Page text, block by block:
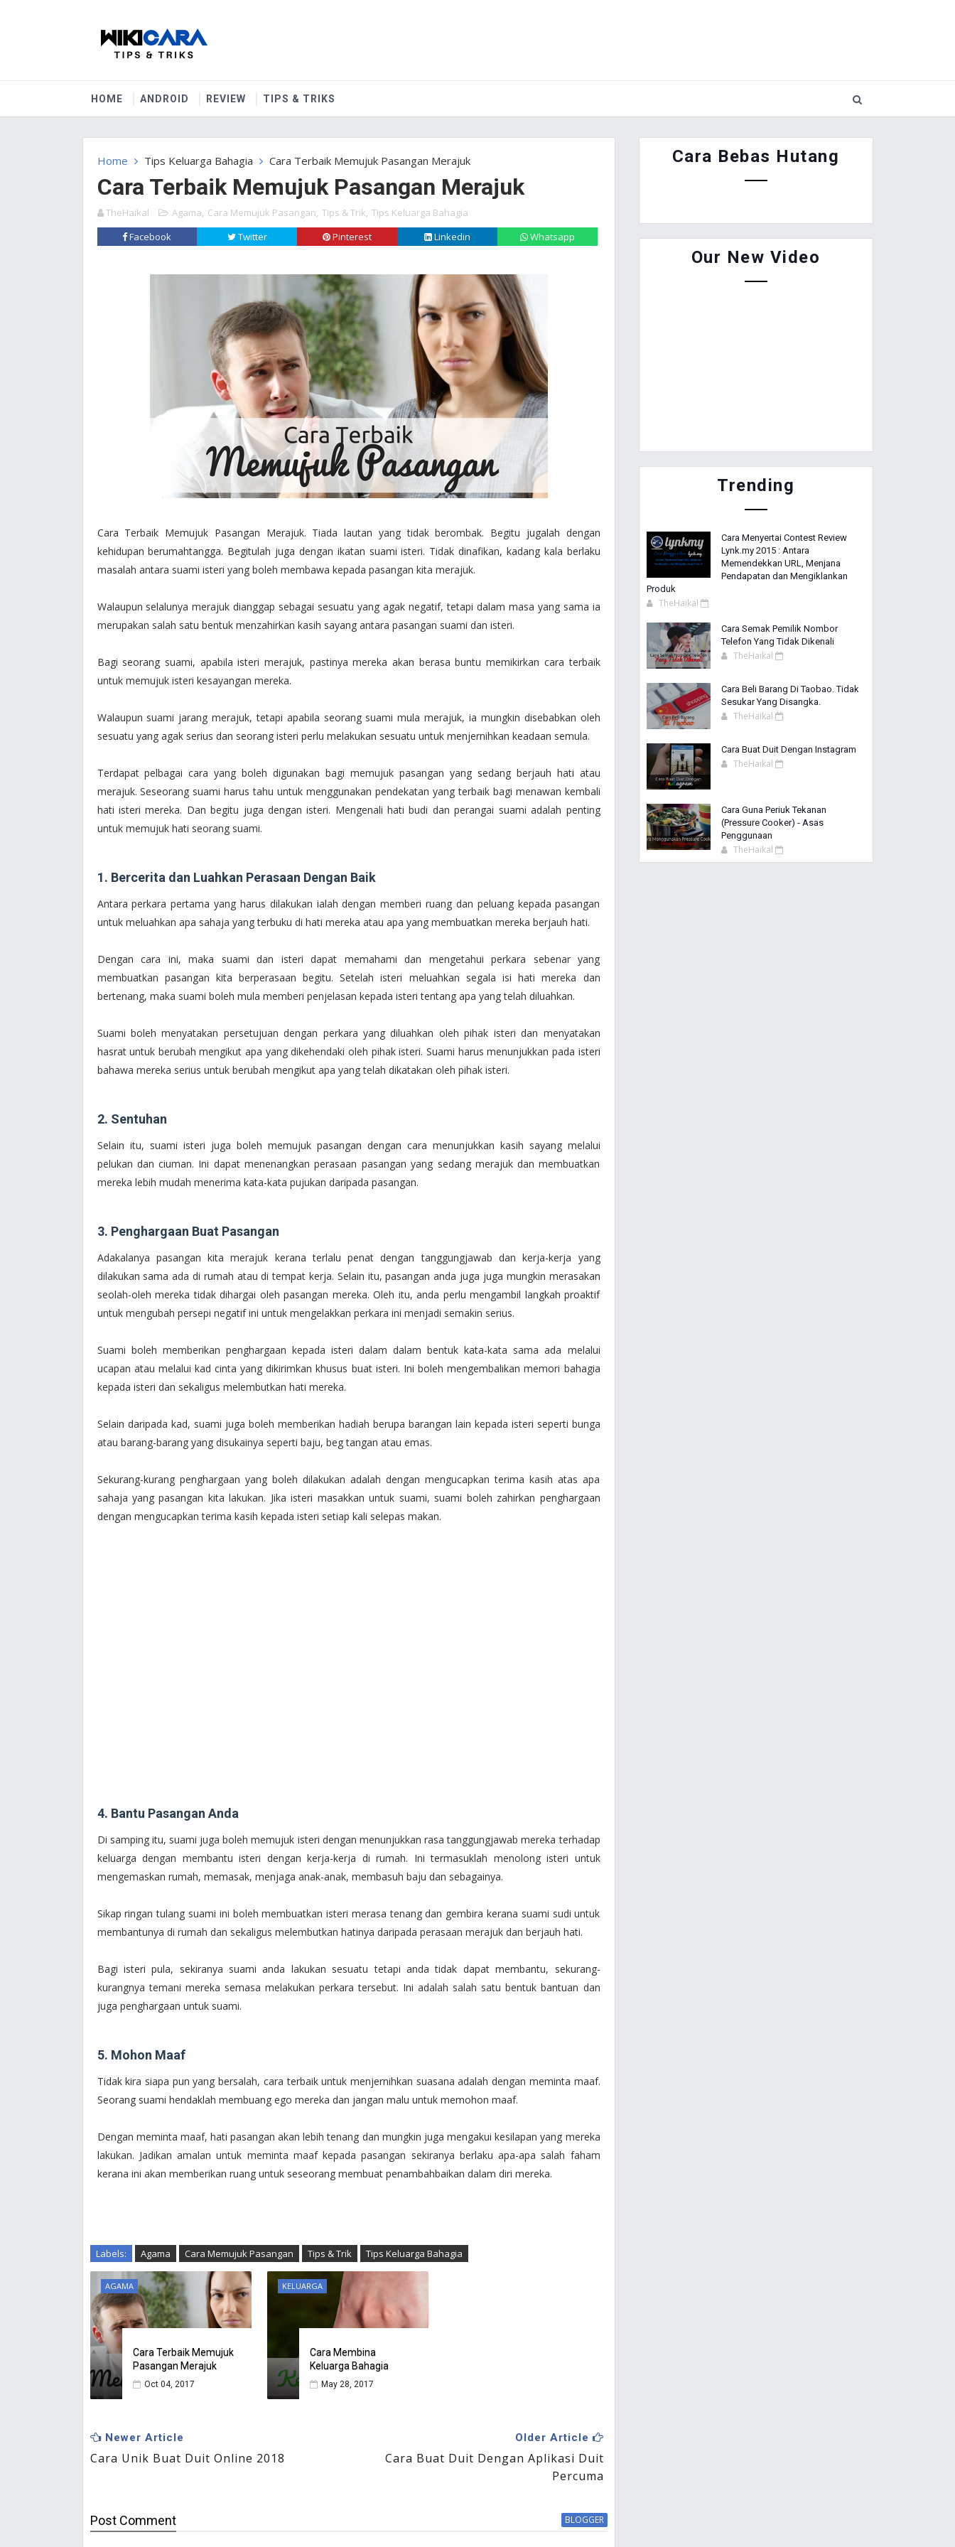
HOME ANDROID REVIEW TIPS & TRIKS
Home Tips Keluarga Bahagia Cara Terbaik Memujuk Pasangan Merajuk
Cara Terbaik Memujuk Pasangan Merajuk
TheHaikal Agama, Cara Memujuk Pasangan, Tips & Trik, Tips Keluarga Bahagia
Facebook
Twitter Pinterest Linkedin Whatsapp
Cara Terbaik Memujuk Pasangan Merajuk. Tiada lautan yang tidak berombak. Begitu jugalah dengan
kehidupan berumahtangga. Begitulah juga dengan ikatan suami isteri. Tidak dinafikan, kadang kala berlaku
masalah antara suami isteri yang boleh membawa kepada pasangan kita merajuk.
Walaupun selalunya merajuk dianggap sebagai sesuatu yang agak negatif, tetapi dalam masa yang sama ia
merupakan salah satu bentuk menzahirkan kasih sayang antara pasangan suami dan isteri.
Bagi seorang suami, apabila isteri merajuk, pastinya mereka akan berasa buntu memikirkan cara terbaik
untuk memujuk isteri kesayangan mereka.
Walaupun suami jarang merajuk, tetapi apabila seorang suami mula merajuk, ia mungkin disebabkan oleh
sesuatu yang agak serius dan seorang isteri perlu melakukan sesuatu untuk menjernihkan keadaan semula.
Terdapat pelbagai cara yang boleh digunakan bagi memujuk pasangan yang sedang berjauh hati atau
merajuk. Seseorang suami harus tahu untuk menggunakan pendekatan yang terbaik bagi menawan kembali
hati isteri mereka. Dan begitu juga dengan isteri. Mengenali hati budi dan perangai suami adalah penting
untuk memujuk hati seorang suami.
1. Bercerita dan Luahkan Perasaan Dengan Baik
Antara perkara pertama yang harus dilakukan ialah dengan memberi ruang dan peluang kepada pasangan
untuk meluahkan apa sahaja yang terbuku di hati mereka atau apa yang membuatkan mereka berjauh hati.
Dengan cara ini, maka suami dan isteri dapat memahami dan mengetahui perkara sebenar yang
membuatkan pasangan kita berperasaan begitu. Setelah isteri meluahkan segala isi hati mereka dan
bertenang, maka suami boleh mula memberi penjelasan kepada isteri tentang apa yang telah diluahkan.
Suami boleh menyatakan persetujuan dengan perkara yang diluahkan oleh pihak isteri dan menyatakan
hasrat untuk berubah mengikut apa yang dikehendaki oleh pihak isteri. Suami harus menunjukkan pada isteri
bahawa mereka serius untuk berubah mengikut apa yang telah dikatakan oleh pihak isteri.
2. Sentuhan
Selain itu, suami isteri juga boleh memujuk pasangan dengan cara menunjukkan kasih sayang melalui
pelukan dan ciuman. Ini dapat menenangkan perasaan pasangan yang sedang merajuk dan membuatkan
mereka lebih mudah menerima kata-kata pujukan daripada pasangan.
3. Penghargaan Buat Pasangan
Adakalanya pasangan kita merajuk kerana terlalu penat dengan tanggungjawab dan kerja-kerja yang
dilakukan sama ada di rumah atau di tempat kerja. Selain itu, pasangan anda juga juga mungkin merasakan
seolah-oleh mereka tidak dihargai oleh pasangan mereka. Oleh itu, anda perlu mengambil langkah proaktif
untuk mengubah persepi negatif ini untuk mengelakkan perkara ini menjadi semakin serius.
Suami boleh memberikan penghargaan kepada isteri dalam dalam bentuk kata-kata sama ada melalui
ucapan atau melalui kad cinta yang dikirimkan khusus buat isteri. Ini boleh mengembalikan memori bahagia
kepada isteri dan sekaligus melembutkan hati mereka.
Selain daripada kad, suami juga boleh memberikan hadiah berupa barangan lain kepada isteri seperti bunga
atau barang-barang yang disukainya seperti baju, beg tangan atau emas.
Sekurang-kurang penghargaan yang boleh dilakukan adalah dengan mengucapkan terima kasih atas apa
sahaja yang pasangan kita lakukan. Jika isteri masakkan untuk suami, suami boleh zahirkan penghargaan
dengan mengucapkan terima kasih kepada isteri setiap kali selepas makan.
4. Bantu Pasangan Anda
Di samping itu, suami juga boleh memujuk isteri dengan menunjukkan rasa tanggungjawab mereka terhadap
keluarga dengan membantu isteri dengan kerja-kerja di rumah. Ini termasuklah menolong isteri untuk
mengemaskan rumah, memasak, menjaga anak-anak, membasuh baju dan sebagainya.
Sikap ringan tulang suami ini boleh membuatkan isteri merasa tenang dan gembira kerana suami sudi untuk
membantunya di rumah dan sekaligus melembutkan hatinya daripada perasaan merajuk dan berjauh hati.
Bagi isteri pula, sekiranya suami anda lakukan sesuatu tetapi anda tidak dapat membantu, sekurang-
kurangnya temani mereka semasa melakukan perkara tersebut. Ini adalah salah satu bentuk bantuan dan
juga penghargaan untuk suami.
5. Mohon Maaf
Tidak kira siapa pun yang bersalah, cara terbaik untuk menjernihkan suasana adalah dengan meminta maaf.
Seorang suami hendaklah membuang ego mereka dan jangan malu untuk memohon maaf.
Dengan meminta maaf, hati pasangan akan lebih tenang dan mungkin juga mengakui kesilapan yang mereka
lakukan. Jadikan amalan untuk meminta maaf kepada pasangan sekiranya berlaku apa-apa salah faham
kerana ini akan memberikan ruang untuk seseorang membuat penambahbaikan dalam diri mereka.
Labels: Agama Cara Memujuk Pasangan Tips & Trik Tips Keluarga Bahagia
AGAMA
Cara Terbaik Memujuk
Pasangan Merajuk
Oct 04, 2017
KELUARGA
Cara Membina
Keluarga Bahagia
May 28, 2017
Newer Article
Cara Unik Buat Duit Online 2018
Older Article
Cara Buat Duit Dengan Aplikasi Duit
Percuma
Post Comment BLOGGER
Cara Bebas Hutang
Our New Video
Trending
Cara Menyertai Contest Review
Lynk.my 2015 : Antara
Memendekkan URL, Menjana
Pendapatan dan Mengiklankan
Produk
TheHaikal
Cara Semak Pemilik Nombor
Telefon Yang Tidak Dikenali
TheHaikal
Cara Beli Barang Di Taobao. Tidak
Sesukar Yang Disangka.
TheHaikal
Cara Buat Duit Dengan Instagram
TheHaikal
Cara Guna Periuk Tekanan
(Pressure Cooker) - Asas
Penggunaan
TheHaikal